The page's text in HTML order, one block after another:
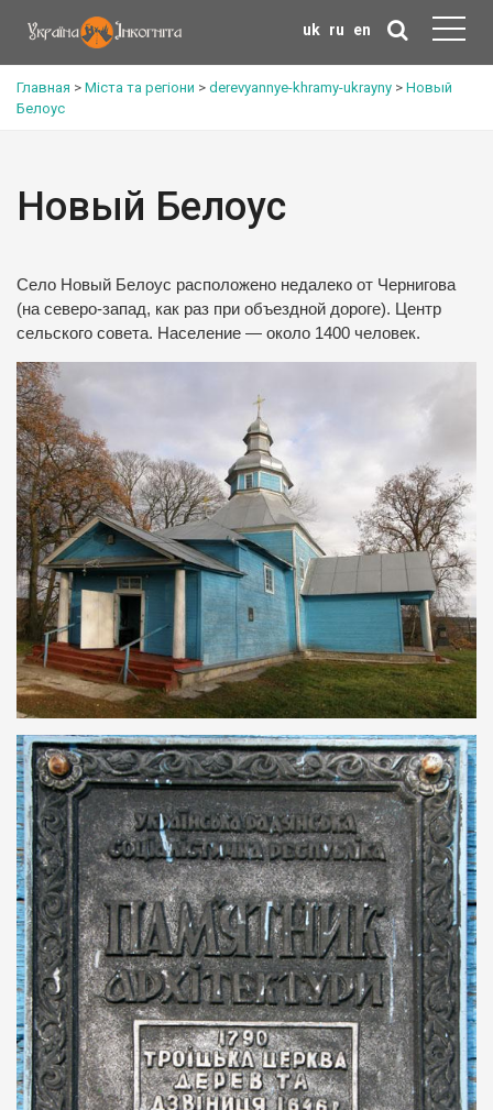
uk ru en
Главная > Міста та регіони > derevyannye-khramy-ukrayny > Новый
Белоус
Новый Белоус
Село Новый Белоус расположено недалеко от Чернигова
(на северо-запад, как раз при объездной дороге). Центр
сельского совета. Население — около 1400 человек.